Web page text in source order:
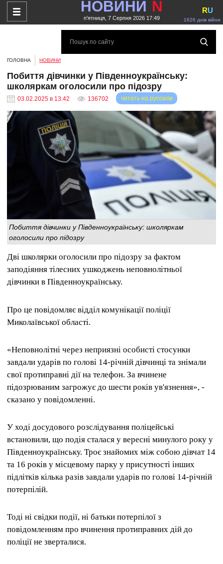
НОВИНИ N
п'ятниця, 7 Серпня 2026 17:49 1626 днів війни
RU
ГОЛОВНА НОВИНИ
Побиття дівчинки у Південноукраїнську:
школяркам оголосили про підозру
03.02.2025 в 13:42 136702 читать на русском
Побиття дівчинки у Південноукраїнську: школяркам
оголосили про підозру
Дві школярки оголосили про підозру за фактом
заподіяння тілесних ушкоджень неповнолітньої
дівчинки в Південноукраїнську.
Про це повідомляє відділ комунікації поліції
Миколаївської області.
«Неповнолітні через неприязні особисті стосунки
завдали ударів по голові 14-річній дівчинці та знімали
свої протиправні дії на телефон. За вчинене
підозрюваним загрожує до шести років ув'язнення», -
сказано у повідомленні.
У ході досудового розслідування поліцейські
встановили, що подія сталася у вересні минулого року у
Південноукраїнську. Троє знайомих між собою дівчат 14
та 16 років у місцевому парку у присутності інших
підлітків кілька разів завдали ударів по голові 14-річній
потерпілій.
Тоді ні свідки події, ні батьки потерпілої з
повідомленням про вчинення протиправних дій до
поліції не зверталися.